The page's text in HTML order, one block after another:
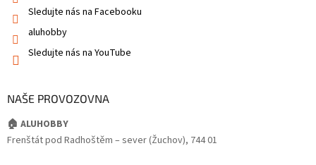
Sledujte nás na Facebooku
aluhobby
Sledujte nás na YouTube
NAŠE PROVOZOVNA
🏠 ALUHOBBY
Frenštát pod Radhoštěm – sever (Žuchov), 744 01